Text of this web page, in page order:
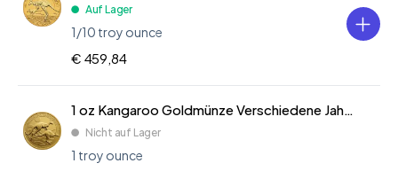
Auf Lager
1/10 troy ounce
€ 459,84
1 oz Kangaroo Goldmünze Verschiedene Jahre
Nicht auf Lager
1 troy ounce